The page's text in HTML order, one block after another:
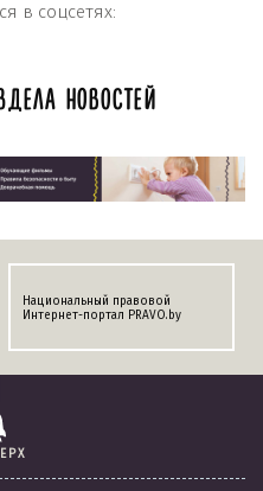
в соцсетях:
НОВОСТЕЙ
Национальный правовой
Интернет-портал PRAVO.by